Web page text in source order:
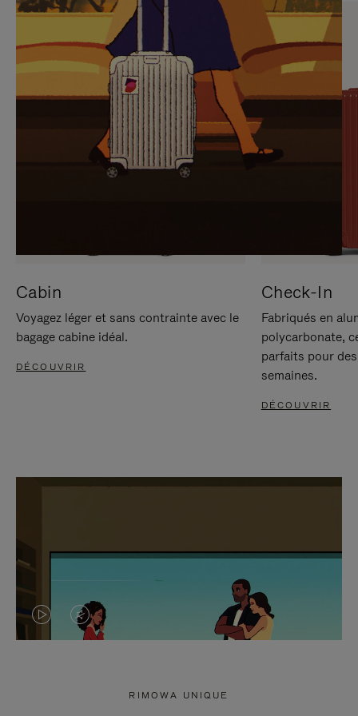
SUR
POUR
METTRE
PAUSE
VEUILLEZ
CLIQUER
POUR
RÉACTIVER
LE
SON
Cabin
Voyagez léger et sans contrainte avec le
bagage cabine idéal.
DÉCOUVRIR
Check-In
Fabriqués en
polycarbonate,
parfaits pour
semaines.
DÉCOUVRIR
LA LE
RIMOWA UNIQUE